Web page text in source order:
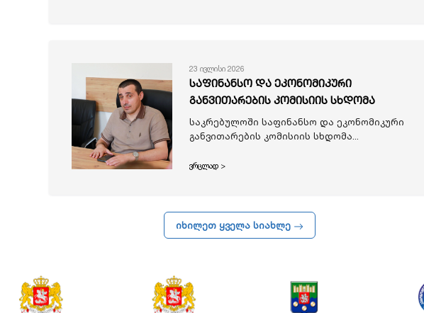
23 ივლისი 2026
საფინანსო და ეკონომიკური
განვითარების კომისიის სხდომა
საკრებულოში საფინანსო და ეკონომიკური
განვითარების კომისიის სხდომა...
ვრცლად >
იხილეთ ყველა სიახლე